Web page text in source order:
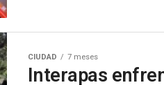
CIUDAD 7 meses
Interapas